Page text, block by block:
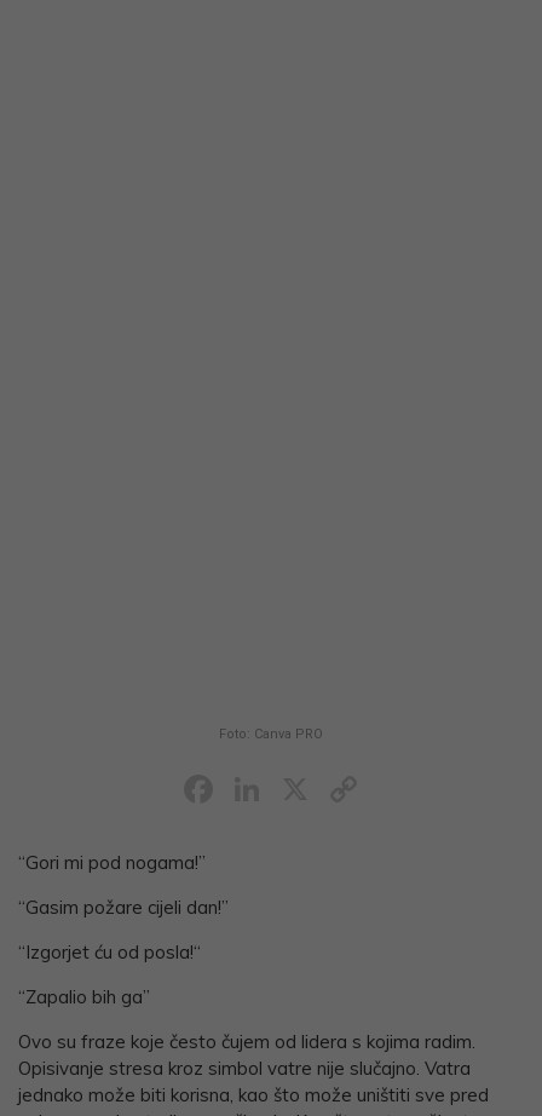
Foto: Canva PRO
“Gori mi pod nogama!”
“Gasim požare cijeli dan!”
“Izgorjet ću od posla!“
“Zapalio bih ga”
Ovo su fraze koje često čujem od lidera s kojima radim.
Opisivanje stresa kroz simbol vatre nije slučajno. Vatra
jednako može biti korisna, kao što može uništiti sve pred